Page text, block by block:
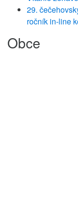
29.
ročník in-line
Obce